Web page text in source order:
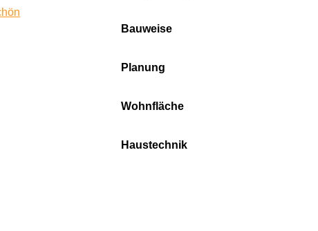
Bauweise
Planung
Wohnfläche
Haustechnik